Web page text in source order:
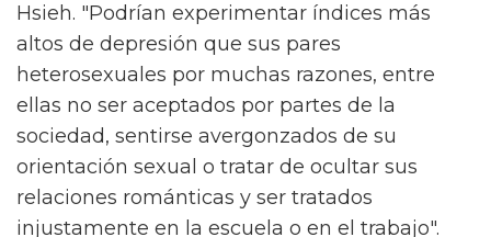
Hsieh. "Podrían experimentar índices más
altos de depresión que sus pares
heterosexuales por muchas razones, entre
ellas no ser aceptados por partes de la
sociedad, sentirse avergonzados de su
orientación sexual o tratar de ocultar sus
relaciones románticas y ser tratados
injustamente en la escuela o en el trabajo".